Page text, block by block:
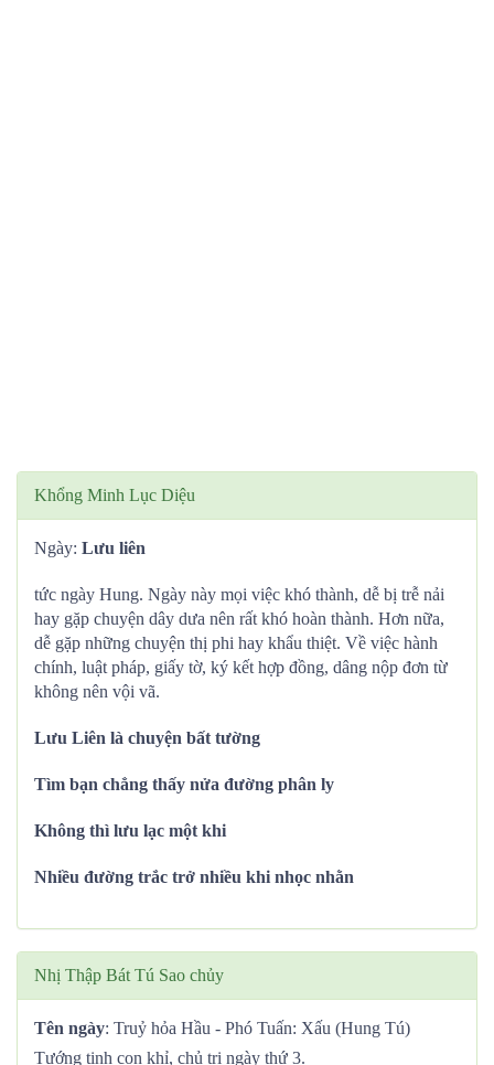
Khổng Minh Lục Diệu
Ngày: Lưu liên
tức ngày Hung. Ngày này mọi việc khó thành, dễ bị trễ nải
hay gặp chuyện dây dưa nên rất khó hoàn thành. Hơn nữa,
dễ gặp những chuyện thị phi hay khẩu thiệt. Về việc hành
chính, luật pháp, giấy tờ, ký kết hợp đồng, dâng nộp đơn từ
không nên vội vã.
Lưu Liên là chuyện bất tường
Tìm bạn chẳng thấy nửa đường phân ly
Không thì lưu lạc một khi
Nhiều đường trắc trở nhiều khi nhọc nhằn
Nhị Thập Bát Tú Sao chủy
Tên ngày: Truỷ hỏa Hầu - Phó Tuấn: Xấu (Hung Tú)
Tướng tinh con khỉ, chủ trị ngày thứ 3.